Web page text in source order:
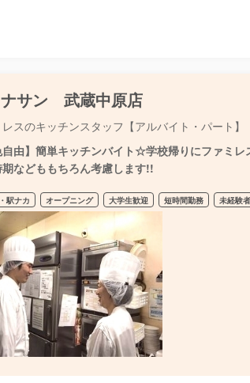
サン 武蔵中原店
スのキッチンスタッフ【アルバイト・パート】
自由】簡単キッチンバイト☆学校帰りにファミ
などももちろん考慮します!!
駅ナカ オープニング 大学生歓迎 短時間勤務 未経験